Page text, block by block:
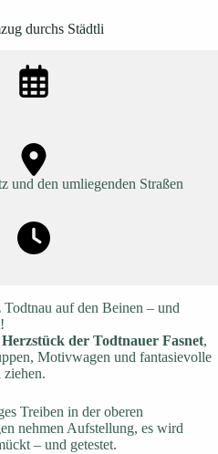
durchs Städtli
und den umliegenden Straßen
auf den Beinen – und
Herzstück der Todtnauer Fasnet,
Motivwagen und fantasievolle
Treiben in der oberen
nehmen Aufstellung, es wird
– und getestet.